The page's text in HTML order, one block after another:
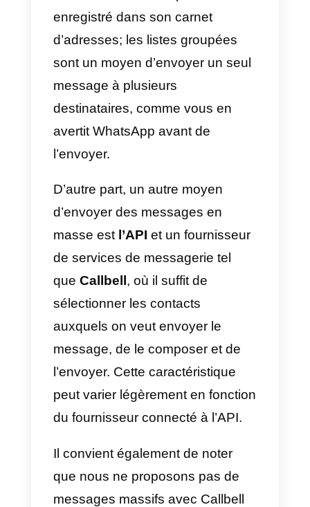
WhatsApp?
Pour créer des messages
sur WhatsApp sans avoir à faire
appel à un fournisseur de
suffit de suivre les étapes
suivantes:
Ouvrez WhatsApp ou
WhatsApp Business
Allez à l’écran Chat > Bouton
Menu > Nouvelle liste.
3)Saisissez les noms des
envoyer le message ou appuyez
sur la touche + pour les